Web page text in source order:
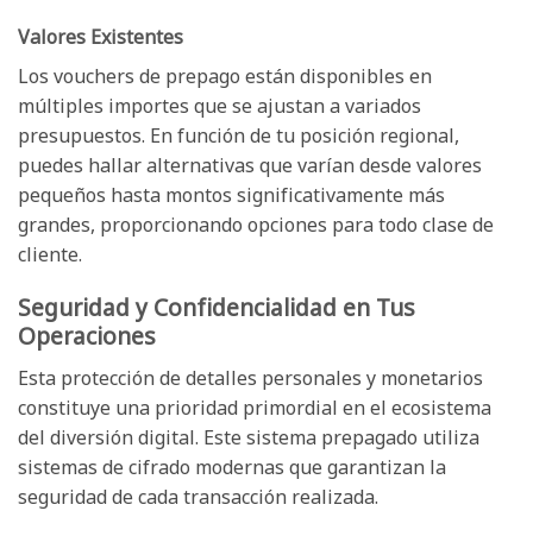
Valores Existentes
Los vouchers de prepago están disponibles en
múltiples importes que se ajustan a variados
presupuestos. En función de tu posición regional,
puedes hallar alternativas que varían desde valores
pequeños hasta montos significativamente más
grandes, proporcionando opciones para todo clase de
cliente.
Seguridad y Confidencialidad en Tus
Operaciones
Esta protección de detalles personales y monetarios
constituye una prioridad primordial en el ecosistema
del diversión digital. Este sistema prepagado utiliza
sistemas de cifrado modernas que garantizan la
seguridad de cada transacción realizada.